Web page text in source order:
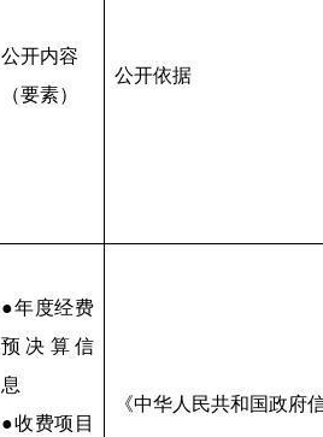
公开内容
（要素）
公开依据
●年度经费
预决算信
息
●收费项目
《中华人民共和国政府